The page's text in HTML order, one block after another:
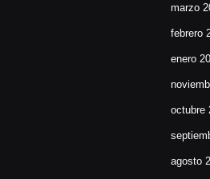
marzo
febrero
enero
octubre
agosto